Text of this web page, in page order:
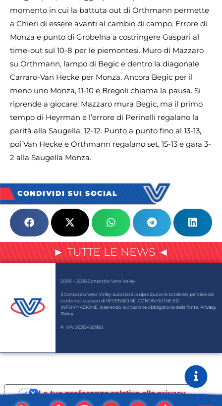
momento in cui la battuta out di Orthmann permette
a Chieri di essere avanti al cambio di campo. Errore di
Monza e punto di Grobelna a costringere Gaspari al
time-out sul 10-8 per le piemontesi. Muro di Mazzaro
su Orthmann, lampo di Begic e dentro la diagonale
Carraro-Van Hecke per Monza. Ancora Begic per il
meno uno Monza, 11-10 e Bregoli chiama la pausa. Si
riprende a giocare: Mazzaro mura Begic, ma il primo
tempo di Heyrman e l’errore di Perinelli regalano la
parità alla Saugella, 12-12. Punto a punto fino al 13-13,
poi Van Hecke e Orthmann regalano set, 15-13 e gara 3-
2 alla Saugella Monza.
CONDIVIDI SUI SOCIAL
► TUTTE LE NEWS ◄
2008 – 2026 Consorzio Vero Volley
Il Consorzio Vero Volley autorizza la riproduzione totale e/o parziale dei
contenuti a scopo di RECENSIONE, CONDIVISIONE ED
INFORMAZIONE, inserendo la citazione obbligatoria della fonte. Privacy
Policy
P. IVA: 06315490968
Le tue preferenze relative alla privacy